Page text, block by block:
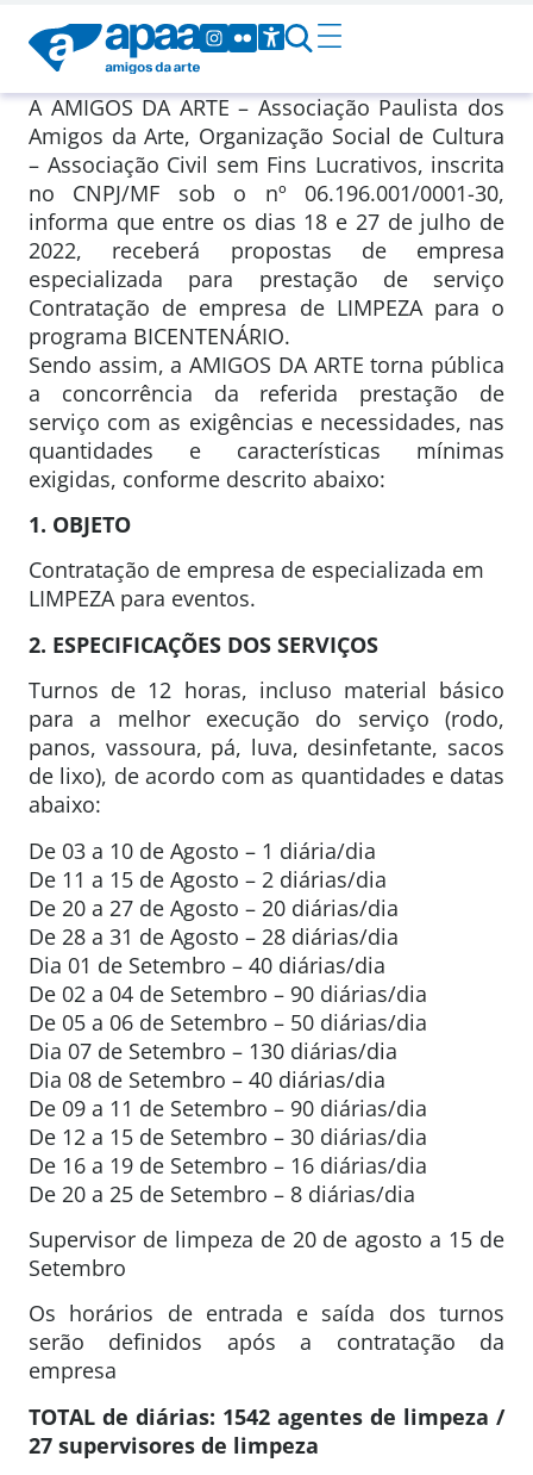
A AMIGOS DA ARTE – Associação Paulista dos
Amigos da Arte, Organização Social de Cultura
– Associação Civil sem Fins Lucrativos, inscrita
no CNPJ/MF sob o nº 06.196.001/0001-30,
informa que entre os dias 18 e 27 de julho de
2022, receberá propostas de empresa
especializada para prestação de serviço
Contratação de empresa de LIMPEZA para o
programa BICENTENÁRIO.
Sendo assim, a AMIGOS DA ARTE torna pública
a concorrência da referida prestação de
serviço com as exigências e necessidades, nas
quantidades e características mínimas
exigidas, conforme descrito abaixo:
1. OBJETO
Contratação de empresa de especializada em
LIMPEZA para eventos.
2. ESPECIFICAÇÕES DOS SERVIÇOS
Turnos de 12 horas, incluso material básico
para a melhor execução do serviço (rodo,
panos, vassoura, pá, luva, desinfetante, sacos
de lixo), de acordo com as quantidades e datas
abaixo:
De 03 a 10 de Agosto – 1 diária/dia
De 11 a 15 de Agosto – 2 diárias/dia
De 20 a 27 de Agosto – 20 diárias/dia
De 28 a 31 de Agosto – 28 diárias/dia
Dia 01 de Setembro – 40 diárias/dia
De 02 a 04 de Setembro – 90 diárias/dia
De 05 a 06 de Setembro – 50 diárias/dia
Dia 07 de Setembro – 130 diárias/dia
Dia 08 de Setembro – 40 diárias/dia
De 09 a 11 de Setembro – 90 diárias/dia
De 12 a 15 de Setembro – 30 diárias/dia
De 16 a 19 de Setembro – 16 diárias/dia
De 20 a 25 de Setembro – 8 diárias/dia
Supervisor de limpeza de 20 de agosto a 15 de
Setembro
Os horários de entrada e saída dos turnos
serão definidos após a contratação da
empresa
TOTAL de diárias: 1542 agentes de limpeza /
27 supervisores de limpeza